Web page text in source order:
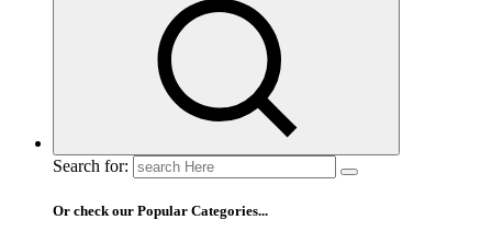
Search for:
Or check our Popular Categories...